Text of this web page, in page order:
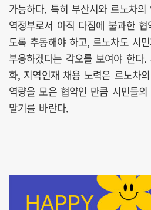
가능하다. 특히 부산시와 르노차
역정부로서 아직 다짐에 불과한
도록 추동해야 하고, 르노차도 시
부응하겠다는 각오를 보여야 한다
화, 지역인재 채용 노력은 르노차
역량을 모은 협약인 만큼 시민들
말기를 바란다.